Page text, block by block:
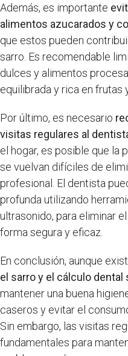
Además, es importante
alimentos azucarados y
que estos pueden
sarro. Es recomendable
dulces y alimentos
equilibrada y rica en frutas
Por último, es necesario
visitas regulares al
el hogar, es posible que la
se vuelvan difíciles de
profesional. El dentista
profunda utilizando
ultrasonido, para eliminar
forma segura y eficaz.
En conclusión, aunque
el sarro y el cálculo dental
mantener una buena
caseros y evitar el
Sin embargo, las visitas
fundamentales para